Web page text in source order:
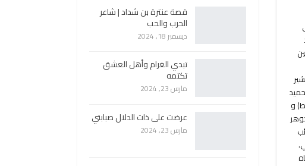
و
قصة عنترة بن شداد | شاعر
الحرب والحب
ديسمبر 18, 2024
تبدي الغرام وأهل العشق
تكتمه
مارس 23, 2024
عرضت على ذات الدلال صبابتي
مارس 23, 2024